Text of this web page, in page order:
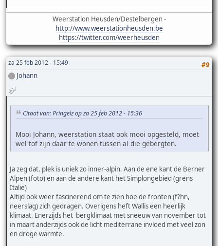
Weerstation Heusden/Destelbergen -
http://www.weerstationheusden.be
https://twitter.com/weerheusden
za 25 feb 2012 - 15:49
#9
Johann
Citaat van: Pringelz op za 25 feb 2012 - 15:36
Mooi Johann, weerstation staat ook mooi opgesteld, moet
wel tof zijn daar te wonen tussen al die gebergten.
Ja zeg dat, plek is uniek zo inner-alpin. Aan de ene kant de Berner
Alpen (foto) en aan de andere kant het Simplongebied (grens
Italie)
Altijd ook weer fascinerend om te zien hoe de fronten (f?hn,
neerslag) zich gedragen. Overigens heft Wallis een heerlijk
klimaat. Enerzijds het bergklimaat met sneeuw van november tot
in maart anderzijds ook de licht mediterrane invloed met veel zon
en droge warmte.